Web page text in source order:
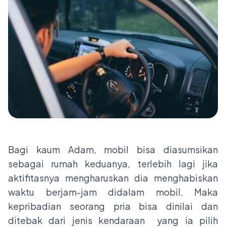
Bagi kaum Adam, mobil bisa diasumsikan
sebagai rumah keduanya, terlebih lagi jika
aktifitasnya mengharuskan dia menghabiskan
waktu berjam-jam didalam mobil. Maka
kepribadian seorang pria bisa dinilai dan
ditebak dari jenis kendaraan yang ia pilih